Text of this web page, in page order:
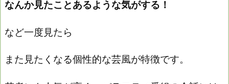
なんか見たことあるような気がする！
など一度見たら
また見たくなる個性的な芸風が特徴です。